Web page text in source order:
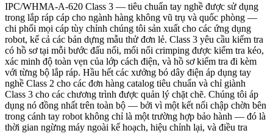
IPC/WHMA-A-620 Class 3 — tiêu chuẩn tay nghề được sử dụng
trong lắp ráp cáp cho ngành hàng không vũ trụ và quốc phòng —
chi phối mọi cáp tùy chỉnh chúng tôi sản xuất cho các ứng dụng
robot, kể cả các bản dựng mẫu thử đơn lẻ. Class 3 yêu cầu kiểm tra
có hồ sơ tại mỗi bước đấu nối, mối nối crimping được kiểm tra kéo,
xác minh độ toàn vẹn của lớp cách điện, và hồ sơ kiểm tra đi kèm
với từng bộ lắp ráp. Hầu hết các xưởng bó dây điện áp dụng tay
nghề Class 2 cho các đơn hàng catalog tiêu chuẩn và chỉ giành
Class 3 cho các chương trình được quản lý chặt chẽ. Chúng tôi áp
dụng nó đồng nhất trên toàn bộ — bởi vì một kết nối chập chờn bên
trong cánh tay robot không chỉ là một trường hợp bảo hành — đó là
thời gian ngừng máy ngoài kế hoạch, hiệu chỉnh lại, và điều tra